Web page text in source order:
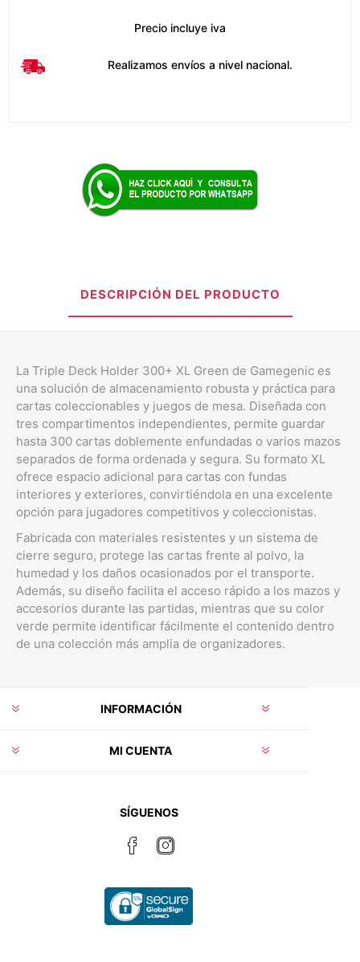
Precio incluye iva
Realizamos envíos a nivel nacional.
DESCRIPCIÓN DEL PRODUCTO
La Triple Deck Holder 300+ XL Green de Gamegenic es
una solución de almacenamiento robusta y práctica para
cartas coleccionables y juegos de mesa. Diseñada con
tres compartimentos independientes, permite guardar
hasta 300 cartas doblemente enfundadas o varios mazos
separados de forma ordenada y segura. Su formato XL
ofrece espacio adicional para cartas con fundas
interiores y exteriores, convirtiéndola en una excelente
opción para jugadores competitivos y coleccionistas.
Fabricada con materiales resistentes y un sistema de
cierre seguro, protege las cartas frente al polvo, la
humedad y los daños ocasionados por el transporte.
Además, su diseño facilita el acceso rápido a los mazos y
accesorios durante las partidas, mientras que su color
verde permite identificar fácilmente el contenido dentro
de una colección más amplia de organizadores.
INFORMACIÓN
MI CUENTA
SÍGUENOS